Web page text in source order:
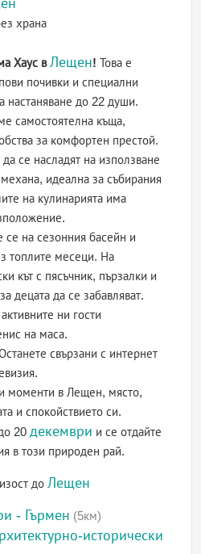
храна
Хаус вЛещен! Това е
почивки и специални
настаняване до 22 души.
самостоятелна къща,
за комфортен престой.
да се насладят на използване
идеална за събирания
на кулинарията има
се на сезонния басейн и
топлите месеци. На
кът с пясъчник, пързалки и
децата да се забавляват.
ни гости
на маса.
свързани с интернет
моменти в Лещен, място,
и спокойствието си.
20 декември и се отдайте
в този природен рай.
до Лещен
- Гърмен (5км)
исторически